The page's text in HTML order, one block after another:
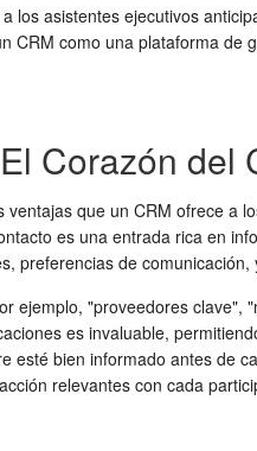
asistentes ejecutivos
como una plataforma
Corazón del
que un CRM ofrece a
es una entrada rica en
preferencias de comunicación,
"proveedores
es invaluable,
bien informado antes de
relevantes con cada